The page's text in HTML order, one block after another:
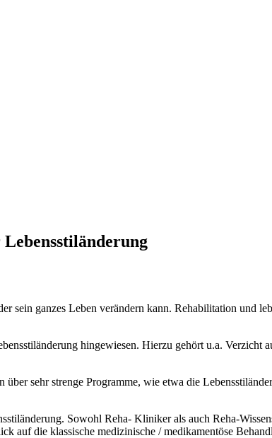
sein ganzes Leben verändern kann. Rehabilitation und
hingewiesen. Hierzu gehört u.a.
sehr strenge Programme, wie etwa die
Sowohl Reha- Kliniker als auch Reha-
auf die klassische medizinische / medikamentöse